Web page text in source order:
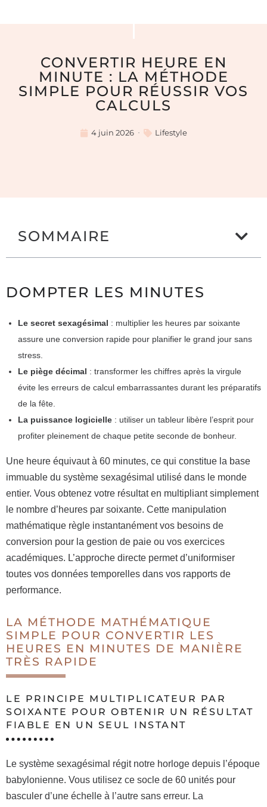
CONVERTIR HEURE EN
MINUTE : LA MÉTHODE
SIMPLE POUR RÉUSSIR VOS
CALCULS
4 juin 2026 Lifestyle
SOMMAIRE
DOMPTER LES MINUTES
Le secret sexagésimal : multiplier les heures par soixante
assure une conversion rapide pour planifier le grand jour sans
stress.
Le piège décimal : transformer les chiffres après la virgule
évite les erreurs de calcul embarrassantes durant les préparatifs
de la fête.
La puissance logicielle : utiliser un tableur libère l’esprit pour
profiter pleinement de chaque petite seconde de bonheur.
Une heure équivaut à 60 minutes, ce qui constitue la base
immuable du système sexagésimal utilisé dans le monde
entier. Vous obtenez votre résultat en multipliant simplement
le nombre d’heures par soixante. Cette manipulation
mathématique règle instantanément vos besoins de
conversion pour la gestion de paie ou vos exercices
académiques. L’approche directe permet d’uniformiser
toutes vos données temporelles dans vos rapports de
performance.
LA MÉTHODE MATHÉMATIQUE
SIMPLE POUR CONVERTIR LES
HEURES EN MINUTES DE MANIÈRE
TRÈS RAPIDE
LE PRINCIPE MULTIPLICATEUR PAR
SOIXANTE POUR OBTENIR UN RÉSULTAT
FIABLE EN UN SEUL INSTANT
Le système sexagésimal régit notre horloge depuis l’époque
babylonienne. Vous utilisez ce socle de 60 unités pour
basculer d’une échelle à l’autre sans erreur. La